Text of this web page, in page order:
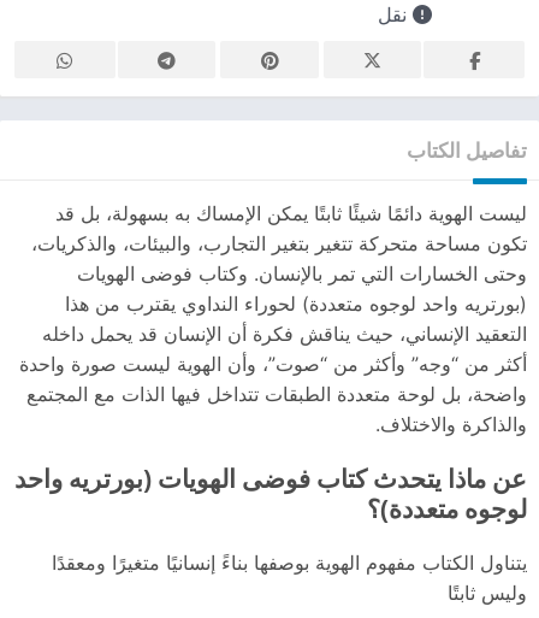
نقل
تفاصيل الكتاب
ليست الهوية دائمًا شيئًا ثابتًا يمكن الإمساك به بسهولة، بل قد
تكون مساحة متحركة تتغير بتغير التجارب، والبيئات، والذكريات،
وحتى الخسارات التي تمر بالإنسان. وكتاب فوضى الهويات
(بورتريه واحد لوجوه متعددة) لحوراء النداوي يقترب من هذا
التعقيد الإنساني، حيث يناقش فكرة أن الإنسان قد يحمل داخله
أكثر من “وجه” وأكثر من “صوت”، وأن الهوية ليست صورة واحدة
واضحة، بل لوحة متعددة الطبقات تتداخل فيها الذات مع المجتمع
والذاكرة والاختلاف.
عن ماذا يتحدث كتاب فوضى الهويات (بورتريه واحد
لوجوه متعددة)؟
يتناول الكتاب مفهوم الهوية بوصفها بناءً إنسانيًا متغيرًا ومعقدًا
وليس ثابتًا